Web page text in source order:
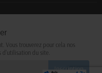
Vous trouverez pour cela nos
d'utilisation du site.